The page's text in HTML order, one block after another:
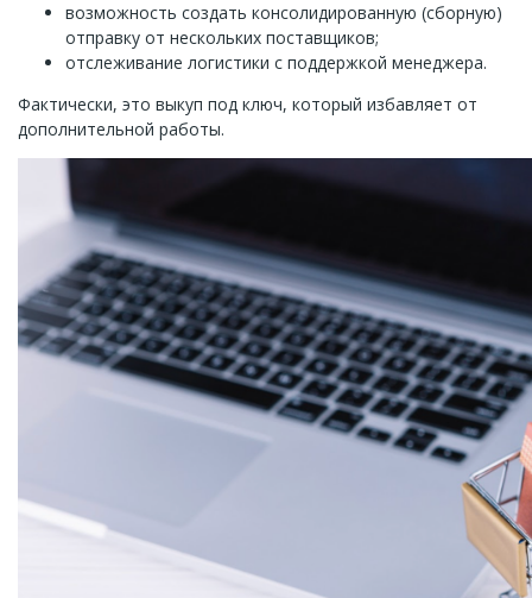
возможность создать консолидированную (сборную)
отправку от нескольких поставщиков;
отслеживание логистики с поддержкой менеджера.
Фактически, это выкуп под ключ, который избавляет от
дополнительной работы.